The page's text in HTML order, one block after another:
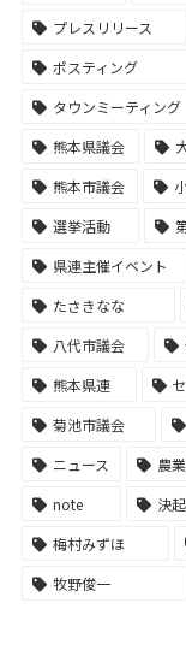
プレスリリース
ポスティング
タウンミーティング
熊本県議会
熊本市議会
選挙活動
県連主催イベント
たさきなな
八代市議会
熊本県連
菊池市議会
ニュース
農
note
決
梅村みずほ
牧野俊一